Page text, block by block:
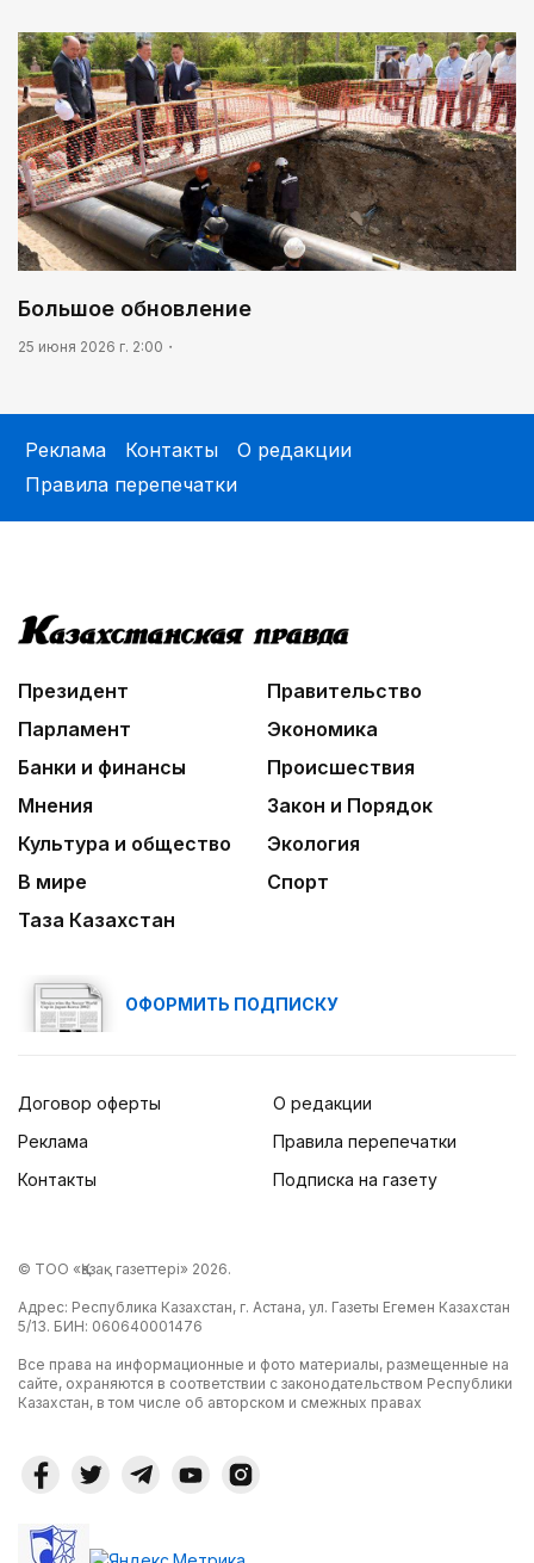
Большое обновление
25 июня 2026 г. 2:00
Реклама Контакты
О редакции
Правила перепечатки
Президент
Правительство
Парламент
Экономика
Банки и финансы
Происшествия
Мнения
Закон и Порядок
Культура и общество
Экология
В мире
Спорт
Таза Казахстан
ОФОРМИТЬ ПОДПИСКУ
Договор оферты
Реклама
Контакты
О редакции
Правила перепечатки
Подписка на газету
© ТОО «Қазақ газеттері» 2026.
Адрес: Республика Казахстан, г. Астана, ул. Газеты Егемен Казахстан
5/13. БИН: 060640001476
Все права на информационные и фото материалы, размещенные на
сайте, охраняются в соответствии с законодательством Республики
Казахстан, в том числе об авторском и смежных правах